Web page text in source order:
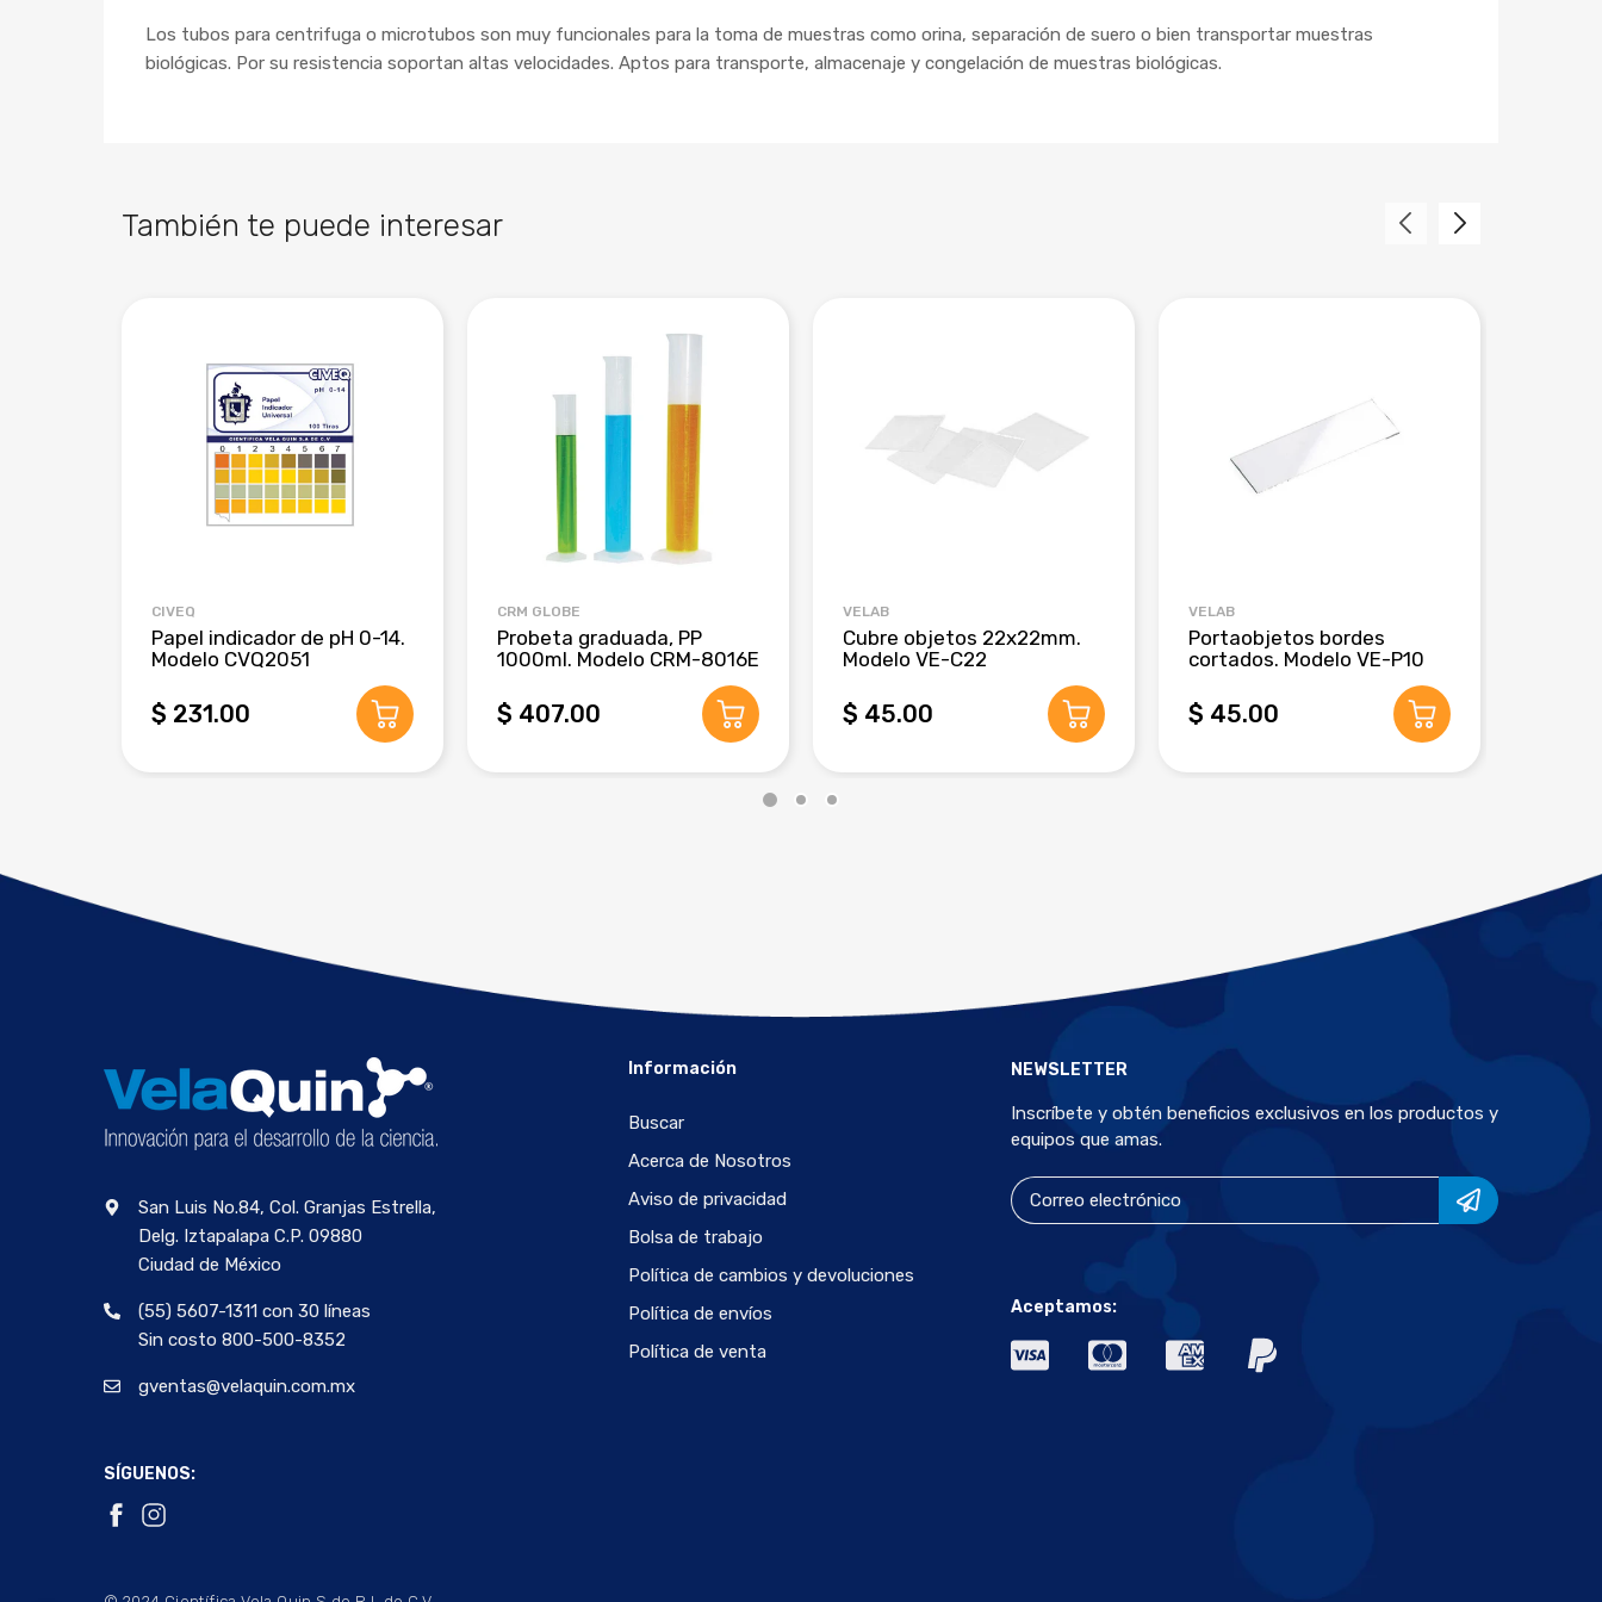
Los tubos para centrifuga o microtubos son muy funcionales para la toma de muestras como orina, separación de suero o bien transportar muestras
biológicas. Por su resistencia soportan altas velocidades. Aptos para transporte, almacenaje y congelación de muestras biológicas.
También te puede interesar
CIVEQ
Papel indicador de pH 0-14.
Modelo CVQ2051
$ 231.00
CRM GLOBE
Probeta graduada, PP
1000ml. Modelo CRM-8016E
$ 407.00
VELAB
Cubre objetos 22x22mm.
Modelo VE-C22
$ 45.00
VELAB
Portaobjetos bordes
cortados. Modelo VE-P10
$ 45.00
San Luis No.84, Col. Granjas Estrella,
Delg. Iztapalapa C.P. 09880
Ciudad de México
(55) 5607-1311 con 30 líneas
Sin costo 800-500-8352
gventas@velaquin.com.mx
SÍGUENOS:
Información
Buscar
Acerca de Nosotros
Aviso de privacidad
Bolsa de trabajo
Política de cambios y devoluciones
Política de envíos
Política de venta
NEWSLETTER
Inscríbete y obtén beneficios exclusivos en los productos y
equipos que amas.
Aceptamos: